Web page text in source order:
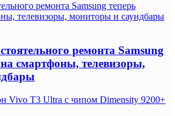
ремонта Samsung теперь
телевизоры, мониторы и саундбары
ремонта Samsung
на смартфоны, телевизоры,
Vivo T3 Ultra с чипом Dimensity 9200+